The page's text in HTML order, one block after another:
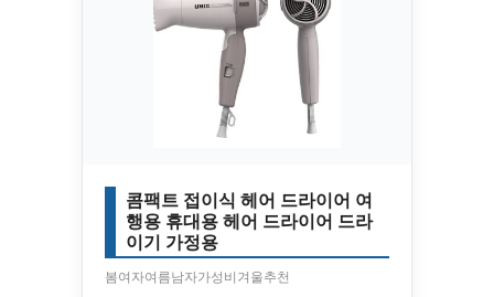
콤팩트 접이식 헤어 드라이어 여
행용 휴대용 헤어 드라이어 드라
이기 가정용
봄여자여름남자가성비겨울추천